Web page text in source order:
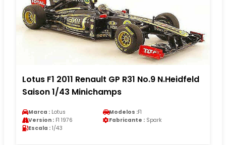
Lotus F1 2011 Renault GP R31 No.9 N.Heidfeld
Saison 1/43 Minichamps
Marca : Lotus Modelos :F1
Version : F1 1976 Fabricante : Spark
Escala : 1/43